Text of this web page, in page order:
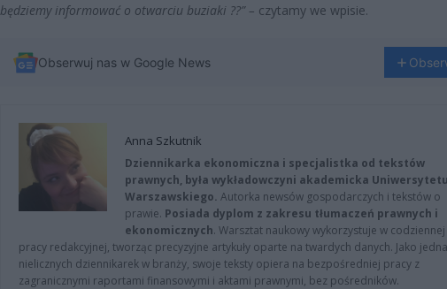
będziemy informować o otwarciu buziaki ??” – czytamy we wpisie.
Obserwuj nas w Google News
Anna Szkutnik
Dziennikarka ekonomiczna i specjalistka od tekstów
prawnych, była wykładowczyni akademicka
Warszawskiego. Autorka newsów gospodarczych i tekstów o
prawie. Posiada dyplom z zakresu tłumaczeń prawnych i
ekonomicznych. Warsztat naukowy wykorzystuje w codziennej
pracy redakcyjnej, tworząc precyzyjne artykuły oparte na twardych danych. Jako
nielicznych dziennikarek w branży, swoje teksty opiera na bezpośredniej pracy z
zagranicznymi raportami finansowymi i aktami prawnymi, bez pośredników.